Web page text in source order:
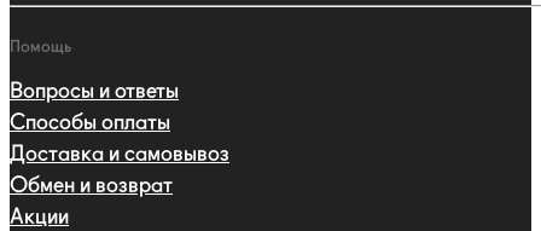
Помощь
Вопросы и ответы
Способы оплаты
Доставка и самовывоз
Обмен и возврат
Акции